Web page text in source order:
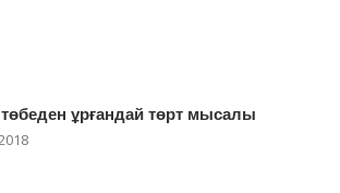
ұрғандай төрт мысалы